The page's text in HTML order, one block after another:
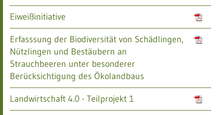
Eiweißinitiative
Erfasssung der Biodiversität von Schädlingen,
Nützlingen und Bestäubern an
Strauchbeeren unter besonderer
Berücksichtigung des Ökolandbaus
Landwirtschaft 4.0 - Teilprojekt 1